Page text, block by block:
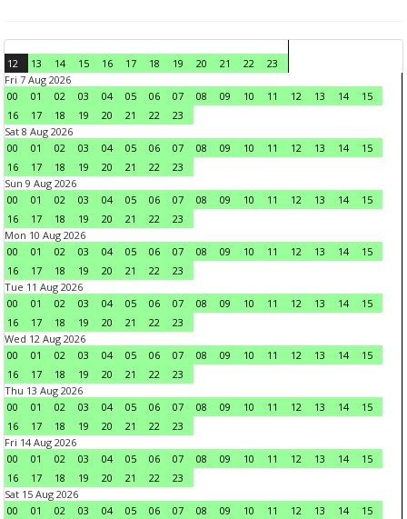
12 13 14 15 16 17 18 19 20 21 22
23
Fri 7 Aug 2026
00
01 02 03 04 05 06 07 08 09 10 11 12 13 14
15
16
17 18 19 20 21 22
23
Sat 8 Aug 2026
00
01 02 03 04 05 06 07 08 09 10 11 12 13 14
15
16
17 18 19 20 21 22
23
Sun 9 Aug 2026
00
01 02 03 04 05 06 07 08 09 10 11 12 13 14
15
16
17 18 19 20 21 22
23
Mon 10 Aug 2026
00
01 02 03 04 05 06 07 08 09 10 11 12 13 14
15
16
17 18 19 20 21 22
23
Tue 11 Aug 2026
00
01 02 03 04 05 06 07 08 09 10 11 12 13 14
15
16
17 18 19 20 21 22
23
Wed 12 Aug 2026
00
01 02 03 04 05 06 07 08 09 10 11 12 13 14
15
16
17 18 19 20 21 22
23
Thu 13 Aug 2026
00
01 02 03 04 05 06 07 08 09 10 11 12 13 14
15
16
17 18 19 20 21 22
23
Fri 14 Aug 2026
00
01 02 03 04 05 06 07 08 09 10 11 12 13 14
15
16
17 18 19 20 21 22
23
Sat 15 Aug 2026
00
01 02 03 04 05 06 07 08 09 10 11 12 13 14 15